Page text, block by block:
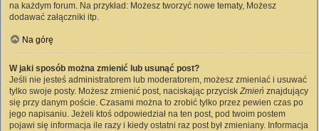
na każdym forum. Na przykład: Możesz tworzyć nowe tematy, Możesz
dodawać załączniki itp.
Na górę
W jaki sposób można zmienić lub usunąć post?
Jeśli nie jesteś administratorem lub moderatorem, możesz zmieniać i usuwać
tylko swoje posty. Możesz zmienić post, naciskając przyciskZmień znajdujący
się przy danym poście. Czasami można to zrobić tylko przez pewien czas po
jego napisaniu. Jeżeli ktoś odpowiedział na ten post, pod twoim postem
pojawi się informacja ile razy i kiedy ostatni raz post był zmieniany. Informacja